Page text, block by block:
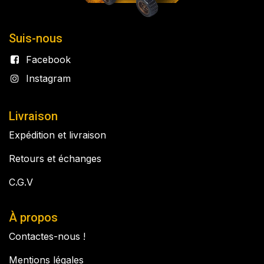
Suis-nous
Facebook
Instagram
Livraison
Expédition et livraison
Retours et échanges
C.G.V
À propos
Contactes-nous !
Mentions légales